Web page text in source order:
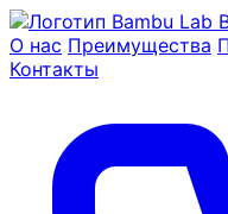
О нас Преимущества
Контакты